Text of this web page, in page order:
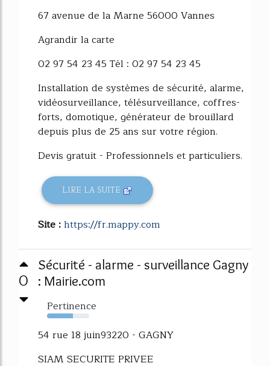
67 avenue de la Marne 56000 Vannes
Agrandir la carte
02 97 54 23 45 Tél : 02 97 54 23 45
Installation de systèmes de sécurité, alarme,
vidéosurveillance, télésurveillance, coffres-
forts, domotique, générateur de brouillard
depuis plus de 25 ans sur votre région.
Devis gratuit - Professionnels et particuliers.
LIRE LA SUITE
Site :https://fr.mappy.com
0
Sécurité - alarme - surveillance Gagny
: Mairie.com
Pertinence
61%
54 rue 18 juin93220 - GAGNY
SIAM SECURITE PRIVEE